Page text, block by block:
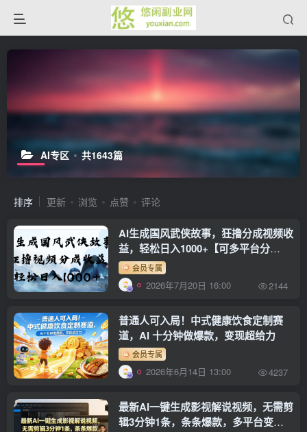
AI专区 共1643篇
排序 更新 浏览 点赞 评论
AI生成国风武侠故事，狂撸分成视频收
益，轻松日入1000+【可多平台分
发】！
会员专属
2026年7月20日 16:00 2144
普通人可入局！中式健康饮食定制赛
道，AI 十分钟做爆款，变现超给力
会员专属
2026年6月14日 13:00 4237
最新AI一键生成影视解说视频，无需剪
辑3分钟1条，条条爆款，多平台变现